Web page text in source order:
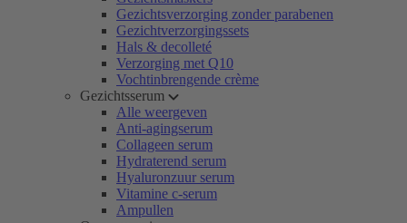
Gezichtsverzorging zonder parabenen
Gezichtverzorgingssets
Hals & decolleté
Verzorging met Q10
Vochtinbrengende crème
Gezichtsserum
Alle weergeven
Anti-agingserum
Collageen serum
Hydraterend serum
Hyaluronzuur serum
Vitamine c-serum
Ampullen